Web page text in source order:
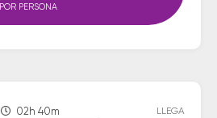
POR PERSONA
02h 40m LLEGA